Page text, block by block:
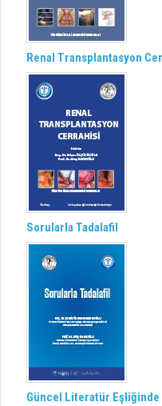
Renal Transplantasyon
Sorularla Tadalafil
Güncel Literatür